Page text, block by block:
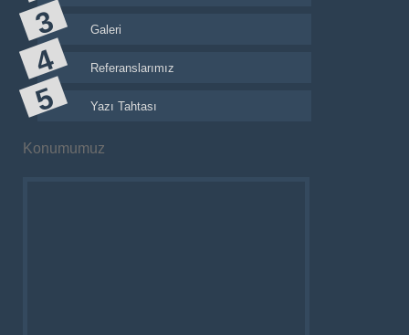
Galeri
Referanslarımız
Yazı Tahtası
Konumumuz